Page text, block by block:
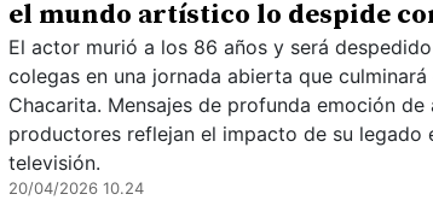
el mundo artístico lo despide
El actor murió a los 86 años y será
colegas en una jornada abierta que
Chacarita. Mensajes de profunda emoción
productores reflejan el impacto de su legado
televisión.
20/04/2026 10.24